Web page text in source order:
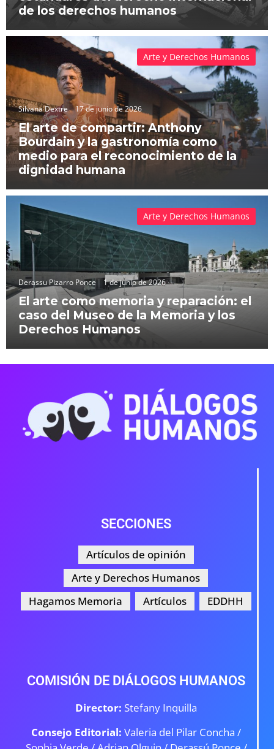
de los derechos humanos
Silvana Dextre 17 de junio de 2026
El arte de compartir: Anthony
Bourdain y la gastronomía como
medio para el reconocimiento de la
dignidad humana
Arte y Derechos Humanos
Derassu Pizarro Ponce 1 de junio de 2026
El arte como memoria y reparación: el
caso del Museo de la Memoria y los
Derechos Humanos
Arte y Derechos Humanos
SECCIONES
Artículos de opinión
Arte y Derechos Humanos
Hagamos Memoria
Artículos EDDHH
COMISIÓN DE DIÁLOGOS HUMANOS
Director: Stefany Inquilla
Consejo Editorial: Valeria del Pilar Concha /